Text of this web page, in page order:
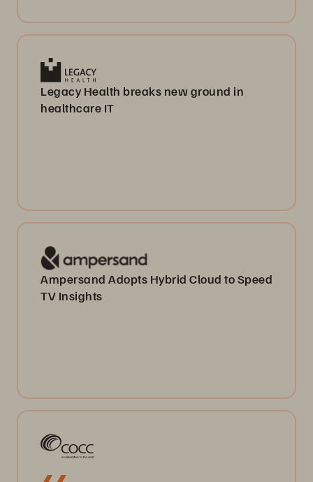
Legacy Health breaks new ground in
healthcare IT
Ampersand Adopts Hybrid Cloud to Speed
TV Insights